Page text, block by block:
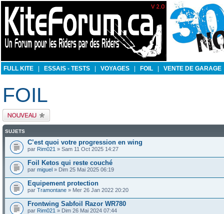
FULL KITE ESSAIS - TESTS VOYAGES FOIL VENTE DE GARAGE
FOIL
Publier un nouveau
sujet
SUJETS
C’est quoi votre progression en wing
par Rim021 » Sam 11 Oct 2025 14:27
Foil Ketos qui reste couché
par miguel » Dim 25 Mai 2025 06:19
Equipement protection
par Tramontane » Mer 26 Jan 2022 20:20
Frontwing Sabfoil Razor WR780
par Rim021 » Dim 26 Mai 2024 07:44